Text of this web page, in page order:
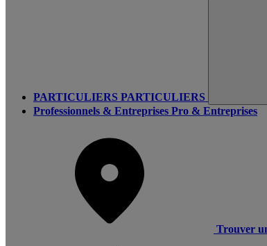
PARTICULIERS PARTICULIERS
Professionnels & Entreprises Pro & Entreprises
Trouver